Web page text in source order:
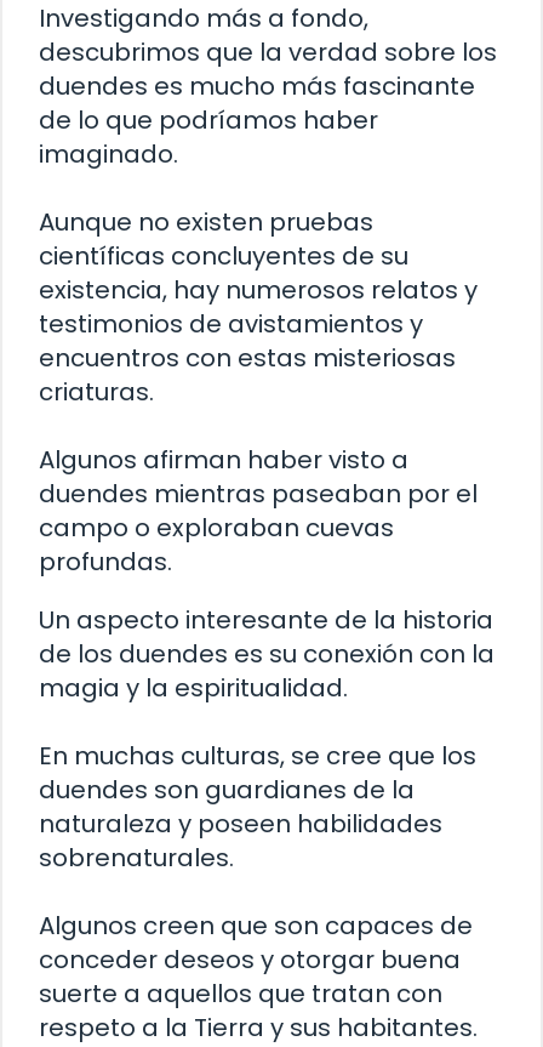
Investigando más a fondo,
descubrimos que la verdad sobre los
duendes es mucho más fascinante
de lo que podríamos haber
imaginado.
Aunque no existen pruebas
científicas concluyentes de su
existencia, hay numerosos relatos y
testimonios de avistamientos y
encuentros con estas misteriosas
criaturas.
Algunos afirman haber visto a
duendes mientras paseaban por el
campo o exploraban cuevas
profundas.
Un aspecto interesante de la historia
de los duendes es su conexión con la
magia y la espiritualidad.
En muchas culturas, se cree que los
duendes son guardianes de la
naturaleza y poseen habilidades
sobrenaturales.
Algunos creen que son capaces de
conceder deseos y otorgar buena
suerte a aquellos que tratan con
respeto a la Tierra y sus habitantes.